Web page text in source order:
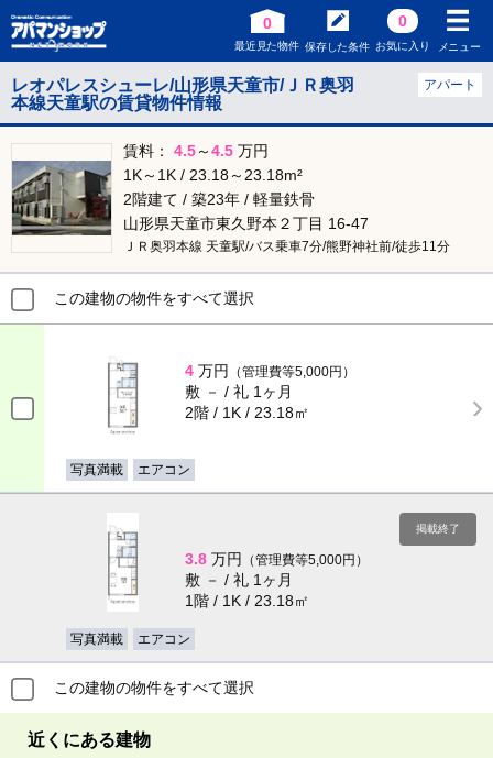
0
最近見た物件 保存した条件
0
お気に入り メニュー
レオパレスシューレ/山形県天童市/ＪＲ奥羽
本線天童駅の賃貸物件情報
アパート
賃料： 4.5～4.5 万円
1K～1K / 23.18～23.18m²
2階建て / 築23年 / 軽量鉄骨
山形県天童市東久野本２丁目 16-47
ＪＲ奥羽本線 天童駅/バス乗車7分/熊野神社前/徒歩11分
この建物の物件をすべて選択
4 万円 （管理費等5,000円）
敷 － / 礼 1ヶ月
2階 / 1K / 23.18㎡
写真満載 エアコン
掲載終了
3.8 万円 （管理費等5,000円）
敷 － / 礼 1ヶ月
1階 / 1K / 23.18㎡
写真満載 エアコン
この建物の物件をすべて選択
近くにある建物